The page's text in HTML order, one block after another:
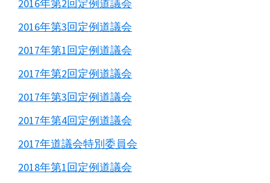
2016年第2回定例道議会
2016年第3回定例道議会
2017年第1回定例道議会
2017年第2回定例道議会
2017年第3回定例道議会
2017年第4回定例道議会
2017年道議会特別委員会
2018年第1回定例道議会